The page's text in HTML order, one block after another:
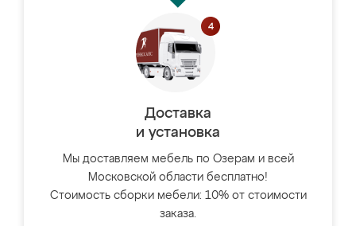
Доставка
и установка
Мы доставляем мебель по Озерам и всей
Московской области бесплатно!
Стоимость сборки мебели: 10% от стоимости
заказа.